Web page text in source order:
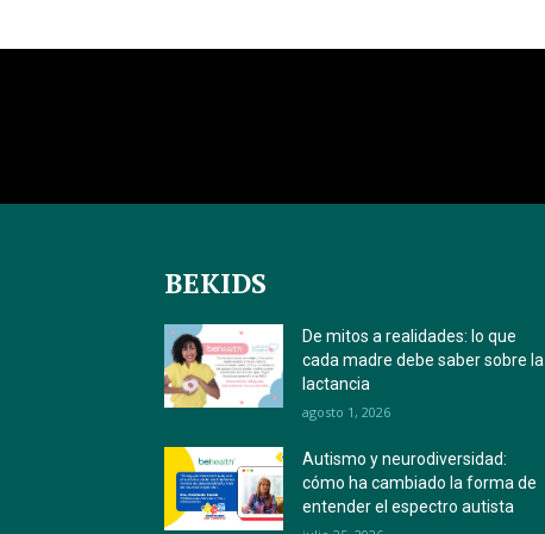
BEKIDS
De mitos a realidades: lo que
cada madre debe saber sobre la
lactancia
agosto 1, 2026
Autismo y neurodiversidad:
cómo ha cambiado la forma de
entender el espectro autista